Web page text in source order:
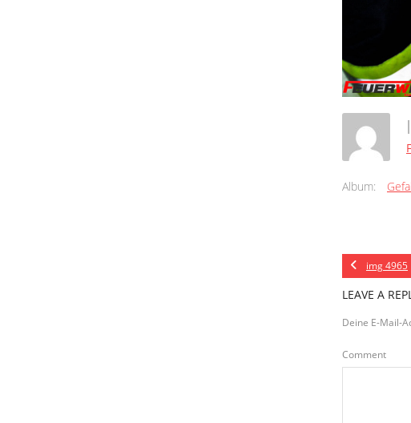
Album:
img 4965
LEAVE A
Deine E-Mail-
Comment